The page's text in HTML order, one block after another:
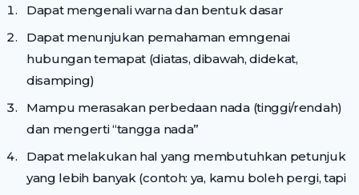
Dapat mengenali warna dan bentuk dasar
Dapat menunjukan pemahaman emngenai
hubungan temapat (diatas, dibawah, didekat,
disamping)
Mampu merasakan perbedaan nada (tinggi/rendah)
dan mengerti “tangga nada”
Dapat melakukan hal yang membutuhkan petunjuk
yang lebih banyak (contoh: ya, kamu boleh pergi, tapi